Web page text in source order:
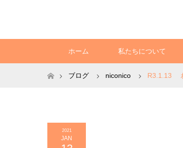
ホーム 私たちについて
ホームブログ niconico R3.1.13
2021
JAN